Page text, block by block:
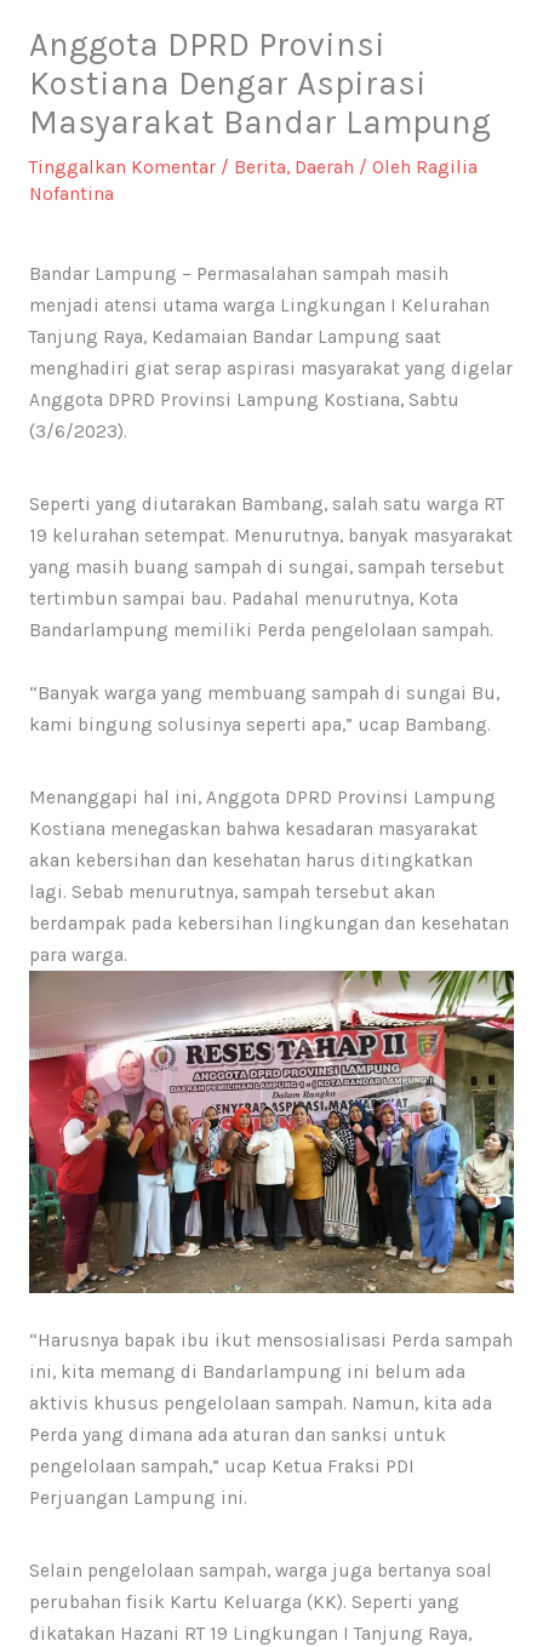
Anggota DPRD Provinsi
Kostiana Dengar Aspirasi
Masyarakat Bandar Lampung
Tinggalkan Komentar / Berita, Daerah / Oleh Ragilia
Nofantina
Bandar Lampung – Permasalahan sampah masih
menjadi atensi utama warga Lingkungan I Kelurahan
Tanjung Raya, Kedamaian Bandar Lampung saat
menghadiri giat serap aspirasi masyarakat yang digelar
Anggota DPRD Provinsi Lampung Kostiana, Sabtu
(3/6/2023).
Seperti yang diutarakan Bambang, salah satu warga RT
19 kelurahan setempat. Menurutnya, banyak masyarakat
yang masih buang sampah di sungai, sampah tersebut
tertimbun sampai bau. Padahal menurutnya, Kota
Bandarlampung memiliki Perda pengelolaan sampah.
“Banyak warga yang membuang sampah di sungai Bu,
kami bingung solusinya seperti apa,” ucap Bambang.
Menanggapi hal ini, Anggota DPRD Provinsi Lampung
Kostiana menegaskan bahwa kesadaran masyarakat
akan kebersihan dan kesehatan harus ditingkatkan
lagi. Sebab menurutnya, sampah tersebut akan
berdampak pada kebersihan lingkungan dan kesehatan
para warga.
“Harusnya bapak ibu ikut mensosialisasi Perda sampah
ini, kita memang di Bandarlampung ini belum ada
aktivis khusus pengelolaan sampah. Namun, kita ada
Perda yang dimana ada aturan dan sanksi untuk
pengelolaan sampah,” ucap Ketua Fraksi PDI
Perjuangan Lampung ini.
Selain pengelolaan sampah, warga juga bertanya soal
perubahan fisik Kartu Keluarga (KK). Seperti yang
dikatakan Hazani RT 19 Lingkungan I Tanjung Raya,